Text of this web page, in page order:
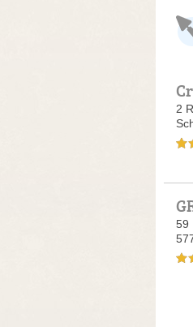
2
5,0
59
5,0